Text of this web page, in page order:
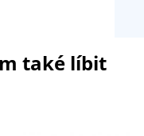
také líbit